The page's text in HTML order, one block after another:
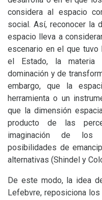
considera al espacio
social. Así, reconocer la
espacio lleva a
escenario en el que tuvo
el Estado, la materia
dominación y de
embargo, que la
herramienta o un
que la dimensión
producto de las
imaginación de los
posibilidades de
alternativas (Shindel y
De este modo, la idea
Lefebvre, reposiciona